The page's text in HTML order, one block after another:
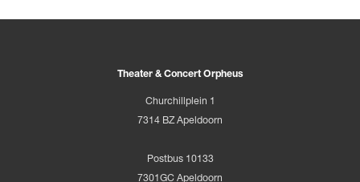
Theater & Concert Orpheus
Churchillplein 1
7314 BZ Apeldoorn
Postbus 10133
7301GC Apeldoorn